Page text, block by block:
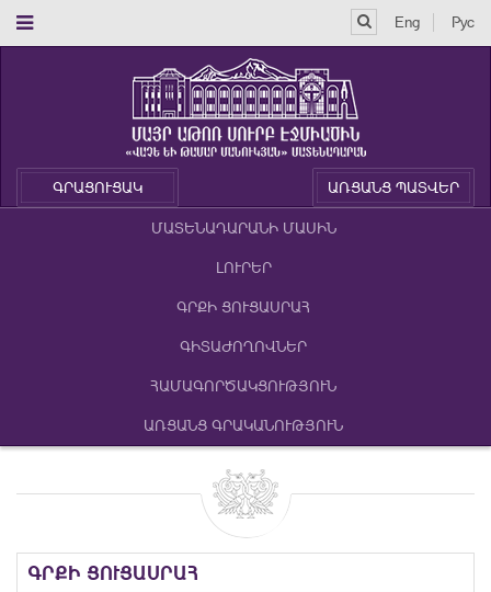
Eng Рус
ԳՐԱՑՈՒՑԱԿ ԱՌՑԱՆՑ ՊԱՏՎԵՐ
ՄԱՏԵՆԱԴԱՐԱՆԻ ՄԱՍԻՆ
ԼՈՒՐԵՐ
ԳՐՔԻ ՑՈՒՑԱՍՐԱՀ
ԳԻՏԱԺՈՂՈՎՆԵՐ
ՀԱՄԱԳՈՐԾԱԿՑՈՒԹՅՈՒՆ
ԱՌՑԱՆՑ ԳՐԱԿԱՆՈՒԹՅՈՒՆ
ԳՐՔԻ ՑՈՒՑԱՍՐԱՀ